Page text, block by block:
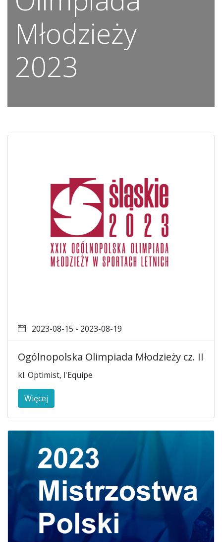
Młodzieży
2023
2023-08-15 - 2023-08-19
Ogólnopolska Olimpiada Młodzieży cz. II
kl. Optimist, l'Equipe
Więcej